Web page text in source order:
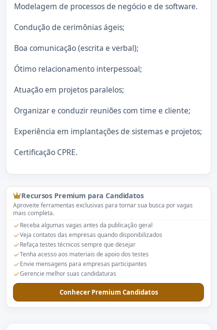
Modelagem de processos de negócio e de software.
Condução de cerimônias ágeis;
Boa comunicação (escrita e verbal);
Ótimo relacionamento interpessoal;
Atuação em projetos paralelos;
Organizar e conduzir reuniões com time e cliente;
Experiência em implantações de sistemas e projetos;
Certificação CPRE.
Recursos Premium para Candidatos
Aproveite ferramentas exclusivas para tornar sua busca por vagas
mais completa.
Receba algumas vagas antes da publicação geral
Veja contatos das empresas quando disponibilizados
Refaça testes técnicos sempre que desejar
Tenha acesso aos materiais de apoio dos testes
Envie mensagens para empresas participantes
Gerencie melhor suas candidaturas
Conhecer Premium Candidatos